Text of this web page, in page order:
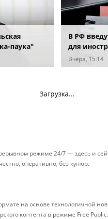
паука"
В РФ
для
Вчера, 15:14
Загрузка...
режиме 24/7 — здесь и
оперативно, без купюр.
на основе технологичной
контента в режиме Free